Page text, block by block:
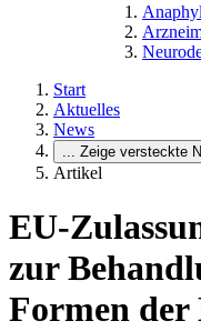
Start
Aktuelles
News
... Zeige versteckte
Artikel
EU-
zur
Formen